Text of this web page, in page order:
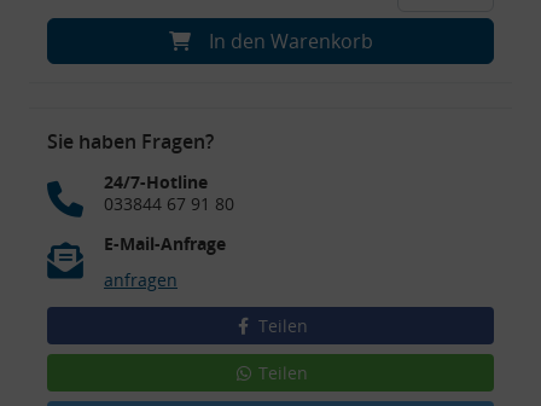
In den Warenkorb
Sie haben Fragen?
24/7-Hotline
033844 67 91 80
E-Mail-Anfrage
anfragen
Teilen
Teilen